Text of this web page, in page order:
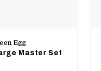
Egg
Master Set